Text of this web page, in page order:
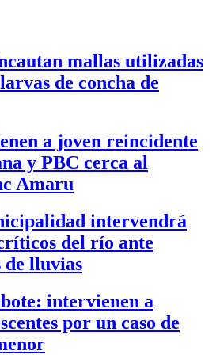
mallas utilizadas
de concha de
a joven reincidente
y PBC cerca al
Amaru
intervendrá
del río ante
de lluvias
intervienen a
por un caso de